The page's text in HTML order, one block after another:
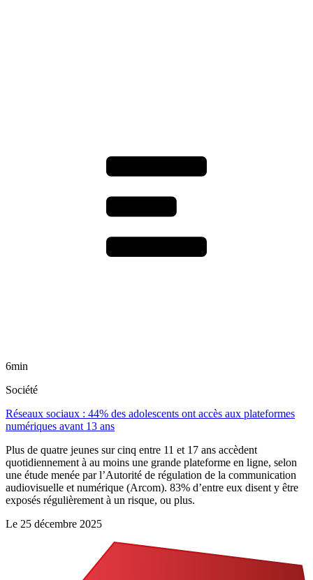
6min
Société
Réseaux sociaux : 44% des adolescents ont accès aux plateformes
numériques avant 13 ans
Plus de quatre jeunes sur cinq entre 11 et 17 ans accèdent
quotidiennement à au moins une grande plateforme en ligne, selon
une étude menée par l’Autorité de régulation de la communication
audiovisuelle et numérique (Arcom). 83% d’entre eux disent y être
exposés régulièrement à un risque, ou plus.
Le 25 décembre 2025